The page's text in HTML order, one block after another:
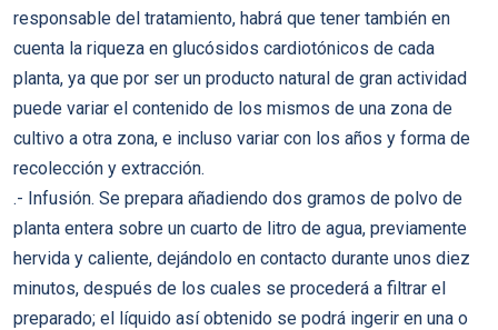
responsable del tratamiento, habrá que tener también en
cuenta la riqueza en glucósidos cardiotónicos de cada
planta, ya que por ser un producto natural de gran actividad
puede variar el contenido de los mismos de una zona de
cultivo a otra zona, e incluso variar con los años y forma de
recolección y extracción.
.- Infusión. Se prepara añadiendo dos gramos de polvo de
planta entera sobre un cuarto de litro de agua, previamente
hervida y caliente, dejándolo en contacto durante unos diez
minutos, después de los cuales se procederá a filtrar el
preparado; el líquido así obtenido se podrá ingerir en una o